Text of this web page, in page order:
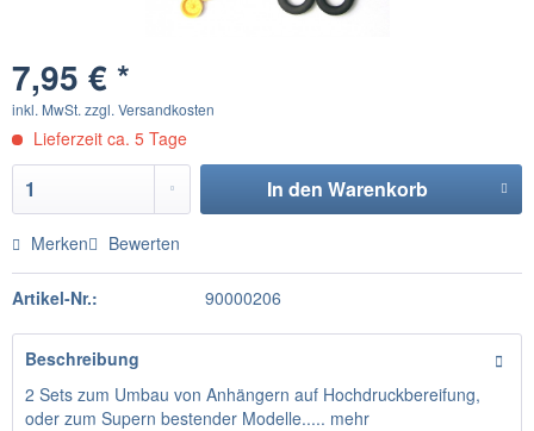
7,95 € *
inkl. MwSt. zzgl. Versandkosten
Lieferzeit ca. 5 Tage
In den Warenkorb
Merken Bewerten
Artikel-Nr.: 90000206
Beschreibung
2 Sets zum Umbau von Anhängern auf Hochdruckbereifung,
oder zum Supern bestender Modelle..... mehr